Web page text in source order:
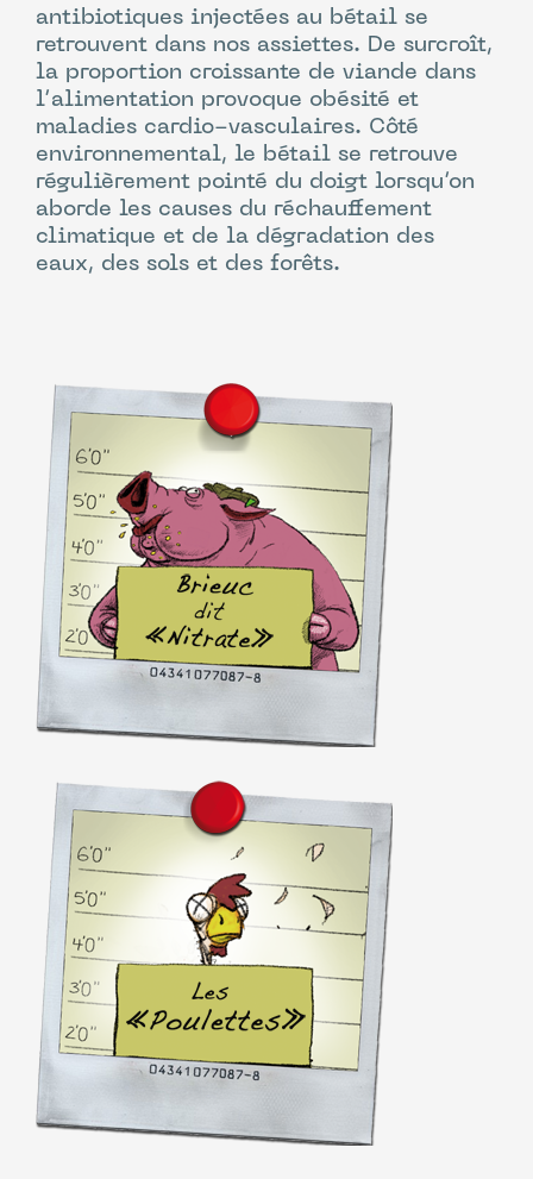
antibiotiques injectées au bétail se
retrouvent dans nos assiettes. De surcroît,
la proportion croissante de viande dans
l’alimentation provoque obésité et
maladies cardio-vasculaires. Côté
environnemental, le bétail se retrouve
régulièrement pointé du doigt lorsqu’on
aborde les causes du réchauffement
climatique et de la dégradation des
eaux, des sols et des forêts.